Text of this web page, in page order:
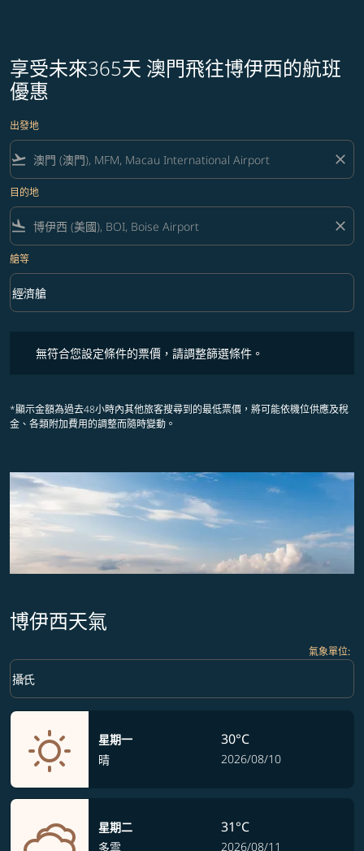
享受未來365天 澳門飛往博伊西的航班
優惠
出發地
flight_takeoff close
目的地
flight_land close
艙等
艙等 option 經濟艙 Selected
經濟艙
keyboard_arrow_down
無符合您設定條件的票價，請調整篩選條件。
*顯示金額為過去48小時內其他旅客搜尋到的最低票價，將可能依機位供應及稅
金、各類附加費用的調整而隨時變動。
博伊西天氣
氣象單位:
Weather unit option 攝氏 Selected
攝氏
keyboard_arrow_down
星期一
晴
30°C
2026/08/10
星期二
多雲
31°C
2026/08/11